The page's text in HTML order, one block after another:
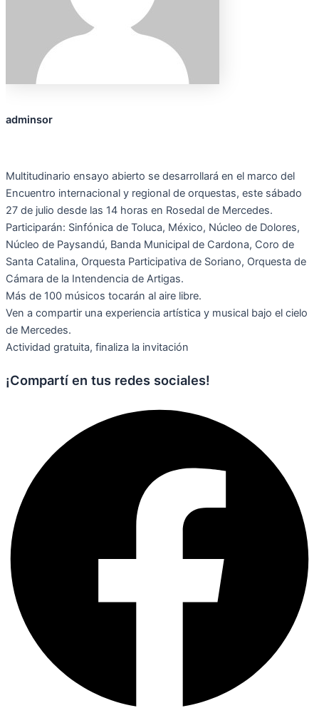
adminsor
Multitudinario ensayo abierto se desarrollará en el marco del
Encuentro internacional y regional de orquestas, este sábado
27 de julio desde las 14 horas en Rosedal de Mercedes.
Participarán: Sinfónica de Toluca, México, Núcleo de Dolores,
Núcleo de Paysandú, Banda Municipal de Cardona, Coro de
Santa Catalina, Orquesta Participativa de Soriano, Orquesta de
Cámara de la Intendencia de Artigas.
Más de 100 músicos tocarán al aire libre.
Ven a compartir una experiencia artística y musical bajo el cielo
de Mercedes.
Actividad gratuita, finaliza la invitación
¡Compartí en tus redes sociales!